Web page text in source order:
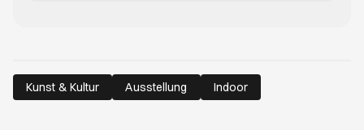
Kunst & Kultur Ausstellung Indoor